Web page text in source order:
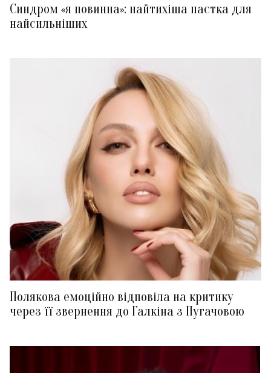
Синдром «я повинна»: найтихіша пастка для
найсильніших
Полякова емоційно відповіла на критику
через її звернення до Галкіна з Пугачовою